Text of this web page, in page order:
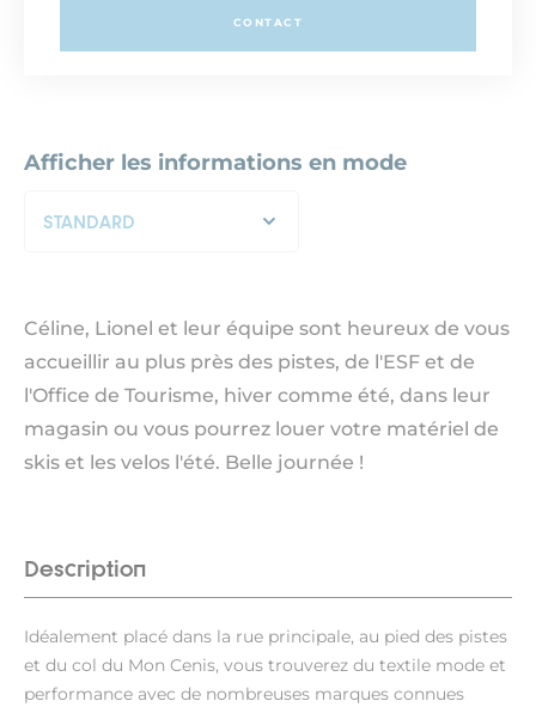
Afficher les informations en mode
STANDARD
Céline, Lionel et leur équipe sont heureux de vous
accueillir au plus près des pistes, de l'ESF et de
l'Office de Tourisme, hiver comme été, dans leur
magasin ou vous pourrez louer votre matériel de
skis et les velos l'été. Belle journée !
Description
Idéalement placé dans la rue principale, au pied des pistes
et du col du Mon Cenis, vous trouverez du textile mode et
performance avec de nombreuses marques connues
CONTACT